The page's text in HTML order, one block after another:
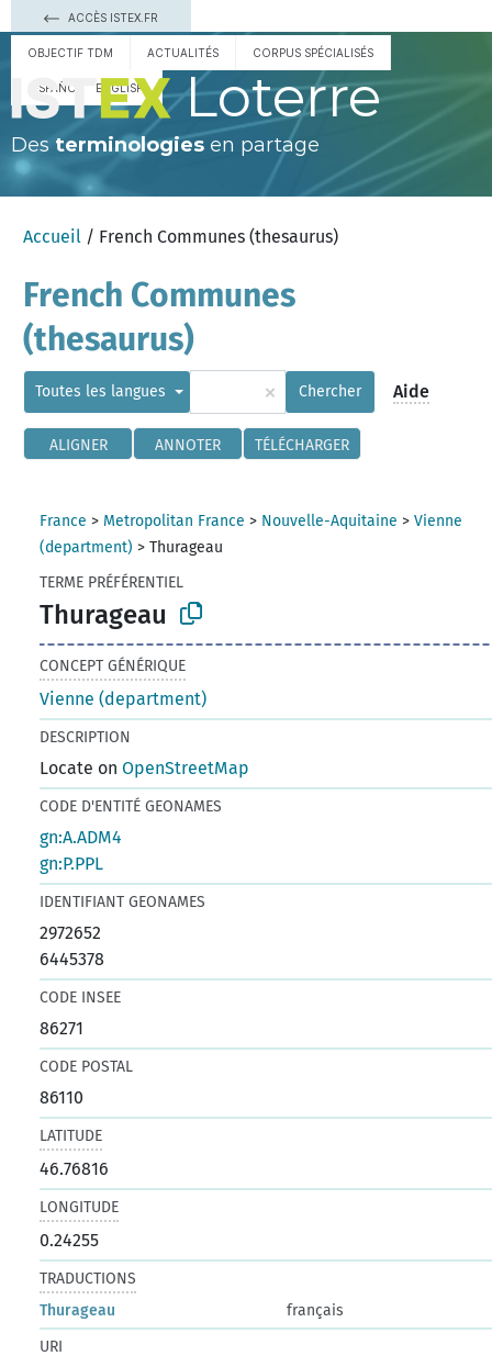
ACCÈS ISTEX.FR
OBJECTIF TDM ACTUALITÉS CORPUS SPÉCIALISÉS
ESPAÑOL ENGLISH Loterre
Des terminologies en partage
Accueil / French Communes (thesaurus)
French Communes
(thesaurus)
Toutes les langues × Chercher Aide
ALIGNER ANNOTER TÉLÉCHARGER
France > Metropolitan France > Nouvelle-Aquitaine >Vienne
(department) >Thurageau
TERME PRÉFÉRENTIEL
Thurageau
CONCEPT GÉNÉRIQUE
Vienne (department)
DESCRIPTION
Locate onOpenStreetMap
CODE D'ENTITÉ GEONAMES
gn:A.ADM4
gn:P.PPL
IDENTIFIANT GEONAMES
2972652
6445378
CODE INSEE
86271
CODE POSTAL
86110
LATITUDE
46.76816
LONGITUDE
0.24255
TRADUCTIONS
Thurageau
français
URI